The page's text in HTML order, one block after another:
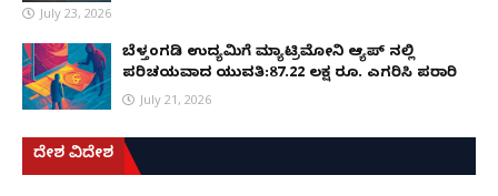
July 23, 2026
ಬೆಳ್ತಂಗಡಿ ಉದ್ಯಮಿಗೆ ಮ್ಯಾಟ್ರಿಮೋನಿ ಆ್ಯಪ್ ನಲ್ಲಿ
ಪರಿಚಯವಾದ ಯುವತಿ:87.22 ಲಕ್ಷ ರೂ. ಎಗರಿಸಿ ಪರಾರಿ
July 21, 2026
ದೇಶ ವಿದೇಶ